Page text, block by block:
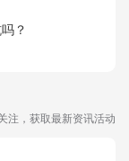
？
注，获取最新资讯活动